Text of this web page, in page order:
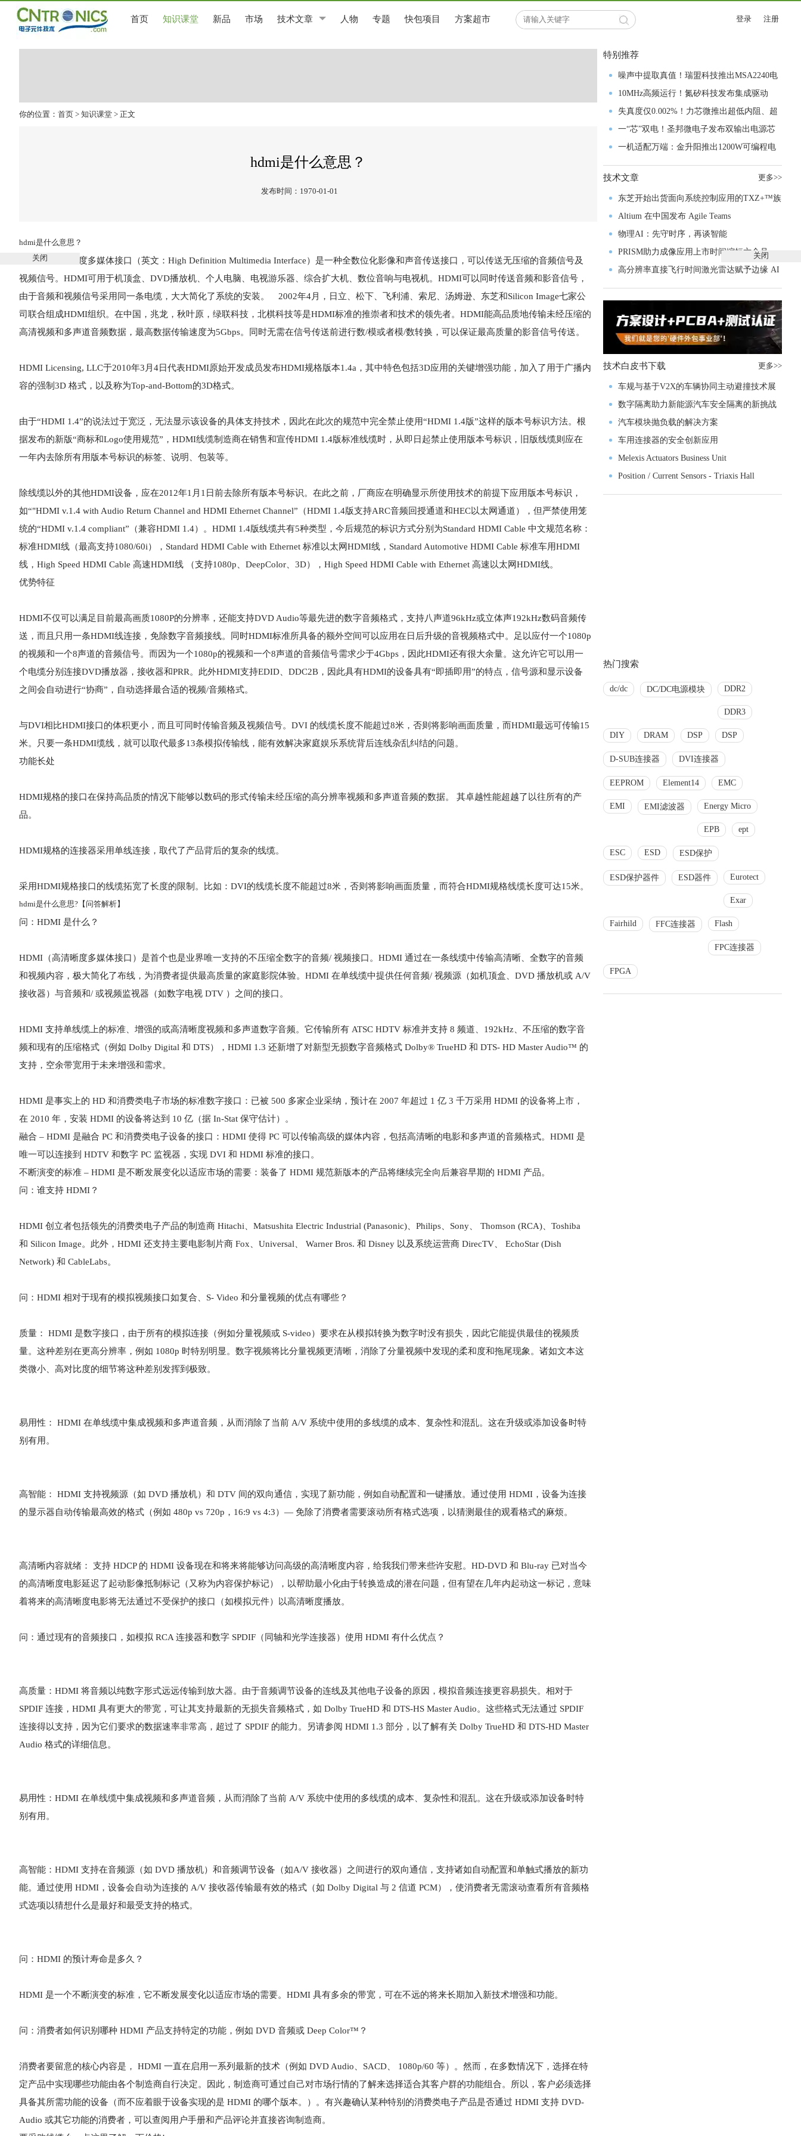
首页 知识课堂 新品 市场 技术文章 人物 专题 快包项目 方案超市 登录 注册
你的位置： 首页 > 知识课堂 > 正文
hdmi是什么意思？
发布时间：1970-01-01
hdmi是什么意思？
HDMI，高清晰度多媒体接口（英文：High Definition Multimedia Interface）是一种全数位化影像和声音传送接口，可以传送无压缩的音频信号及
视频信号。HDMI可用于机顶盒、DVD播放机、个人电脑、电视游乐器、综合扩大机、数位音响与电视机。HDMI可以同时传送音频和影音信号，
由于音频和视频信号采用同一条电缆，大大简化了系统的安装。 2002年4月，日立、松下、飞利浦、索尼、汤姆逊、东芝和Silicon Image七家公
司联合组成HDMI组织。在中国，兆龙，秋叶原，绿联科技，北棋科技等是HDMI标准的推崇者和技术的领先者。HDMI能高品质地传输未经压缩的
高清视频和多声道音频数据，最高数据传输速度为5Gbps。同时无需在信号传送前进行数/模或者模/数转换，可以保证最高质量的影音信号传送。
HDMI Licensing, LLC于2010年3月4日代表HDMI原始开发成员发布HDMI规格版本1.4a，其中特色包括3D应用的关键增强功能，加入了用于广播内
容的强制3D 格式，以及称为Top-and-Bottom的3D格式。
由于“HDMI 1.4”的说法过于宽泛，无法显示该设备的具体支持技术，因此在此次的规范中完全禁止使用“HDMI 1.4版”这样的版本号标识方法。根
据发布的新版“商标和Logo使用规范”，HDMI线缆制造商在销售和宣传HDMI 1.4版标准线缆时，从即日起禁止使用版本号标识，旧版线缆则应在
一年内去除所有用版本号标识的标签、说明、包装等。
除线缆以外的其他HDMI设备，应在2012年1月1日前去除所有版本号标识。在此之前，厂商应在明确显示所使用技术的前提下应用版本号标识，
如“"HDMI v.1.4 with Audio Return Channel and HDMI Ethernet Channel”（HDMI 1.4版支持ARC音频回授通道和HEC以太网通道），但严禁使用笼
统的“HDMI v.1.4 compliant”（兼容HDMI 1.4）。HDMI 1.4版线缆共有5种类型，今后规范的标识方式分别为Standard HDMI Cable 中文规范名称：
标准HDMI线（最高支持1080/60i），Standard HDMI Cable with Ethernet 标准以太网HDMI线，Standard Automotive HDMI Cable 标准车用HDMI
线，High Speed HDMI Cable 高速HDMI线 （支持1080p、DeepColor、3D），High Speed HDMI Cable with Ethernet 高速以太网HDMI线。
优势特征
HDMI不仅可以满足目前最高画质1080P的分辨率，还能支持DVD Audio等最先进的数字音频格式，支持八声道96kHz或立体声192kHz数码音频传
送，而且只用一条HDMI线连接，免除数字音频接线。同时HDMI标准所具备的额外空间可以应用在日后升级的音视频格式中。足以应付一个1080p
的视频和一个8声道的音频信号。而因为一个1080p的视频和一个8声道的音频信号需求少于4Gbps，因此HDMI还有很大余量。这允许它可以用一
个电缆分别连接DVD播放器，接收器和PRR。此外HDMI支持EDID、DDC2B，因此具有HDMI的设备具有“即插即用”的特点，信号源和显示设备
之间会自动进行“协商”，自动选择最合适的视频/音频格式。
与DVI相比HDMI接口的体积更小，而且可同时传输音频及视频信号。DVI 的线缆长度不能超过8米，否则将影响画面质量，而HDMI最远可传输15
米。只要一条HDMI缆线，就可以取代最多13条模拟传输线，能有效解决家庭娱乐系统背后连线杂乱纠结的问题。
功能长处
HDMI规格的接口在保持高品质的情况下能够以数码的形式传输未经压缩的高分辨率视频和多声道音频的数据。 其卓越性能超越了以往所有的产
品。
HDMI规格的连接器采用单线连接，取代了产品背后的复杂的线缆。
采用HDMI规格接口的线缆拓宽了长度的限制。比如：DVI的线缆长度不能超过8米，否则将影响画面质量，而符合HDMI规格线缆长度可达15米。
hdmi是什么意思?【问答解析】
问：HDMI 是什么？
HDMI（高清晰度多媒体接口）是首个也是业界唯一支持的不压缩全数字的音频/ 视频接口。HDMI 通过在一条线缆中传输高清晰、全数字的音频
和视频内容，极大简化了布线，为消费者提供最高质量的家庭影院体验。HDMI 在单线缆中提供任何音频/ 视频源（如机顶盒、DVD 播放机或 A/V
接收器）与音频和/ 或视频监视器（如数字电视 DTV ）之间的接口。
HDMI 支持单线缆上的标准、增强的或高清晰度视频和多声道数字音频。它传输所有 ATSC HDTV 标准并支持 8 频道、192kHz、不压缩的数字音
频和现有的压缩格式（例如 Dolby Digital 和 DTS），HDMI 1.3 还新增了对新型无损数字音频格式 Dolby® TrueHD 和 DTS- HD Master Audio™ 的
支持，空余带宽用于未来增强和需求。
HDMI 是事实上的 HD 和消费类电子市场的标准数字接口：已被 500 多家企业采纳，预计在 2007 年超过 1 亿 3 千万采用 HDMI 的设备将上市，
在 2010 年，安装 HDMI 的设备将达到 10 亿（据 In-Stat 保守估计）。
融合 – HDMI 是融合 PC 和消费类电子设备的接口：HDMI 使得 PC 可以传输高级的媒体内容，包括高清晰的电影和多声道的音频格式。HDMI 是
唯一可以连接到 HDTV 和数字 PC 监视器，实现 DVI 和 HDMI 标准的接口。
不断演变的标准 – HDMI 是不断发展变化以适应市场的需要：装备了 HDMI 规范新版本的产品将继续完全向后兼容早期的 HDMI 产品。
问：谁支持 HDMI？
HDMI 创立者包括领先的消费类电子产品的制造商 Hitachi、Matsushita Electric Industrial (Panasonic)、Philips、Sony、 Thomson (RCA)、Toshiba
和 Silicon Image。此外，HDMI 还支持主要电影制片商 Fox、Universal、 Warner Bros. 和 Disney 以及系统运营商 DirecTV、 EchoStar (Dish
Network) 和 CableLabs。
问：HDMI 相对于现有的模拟视频接口如复合、S- Video 和分量视频的优点有哪些？
质量： HDMI 是数字接口，由于所有的模拟连接（例如分量视频或 S-video）要求在从模拟转换为数字时没有损失，因此它能提供最佳的视频质
量。这种差别在更高分辨率，例如 1080p 时特别明显。数字视频将比分量视频更清晰，消除了分量视频中发现的柔和度和拖尾现象。诸如文本这
类微小、高对比度的细节将这种差别发挥到极致。
易用性： HDMI 在单线缆中集成视频和多声道音频，从而消除了当前 A/V 系统中使用的多线缆的成本、复杂性和混乱。这在升级或添加设备时特
别有用。
高智能： HDMI 支持视频源（如 DVD 播放机）和 DTV 间的双向通信，实现了新功能，例如自动配置和一键播放。通过使用 HDMI，设备为连接
的显示器自动传输最高效的格式（例如 480p vs 720p，16:9 vs 4:3）— 免除了消费者需要滚动所有格式选项，以猜测最佳的观看格式的麻烦。
高清晰内容就绪： 支持 HDCP 的 HDMI 设备现在和将来将能够访问高级的高清晰度内容，给我我们带来些许安慰。HD-DVD 和 Blu-ray 已对当今
的高清晰度电影延迟了起动影像抵制标记（又称为内容保护标记），以帮助最小化由于转换造成的潜在问题，但有望在几年内起动这一标记，意味
着将来的高清晰度电影将无法通过不受保护的接口（如模拟元件）以高清晰度播放。
问：通过现有的音频接口，如模拟 RCA 连接器和数字 SPDIF（同轴和光学连接器）使用 HDMI 有什么优点？
高质量：HDMI 将音频以纯数字形式远远传输到放大器。由于音频调节设备的连线及其他电子设备的原因，模拟音频连接更容易损失。相对于
SPDIF 连接，HDMI 具有更大的带宽，可让其支持最新的无损失音频格式，如 Dolby TrueHD 和 DTS-HS Master Audio。这些格式无法通过 SPDIF
连接得以支持，因为它们要求的数据速率非常高，超过了 SPDIF 的能力。另请参阅 HDMI 1.3 部分，以了解有关 Dolby TrueHD 和 DTS-HD Master
Audio 格式的详细信息。
易用性：HDMI 在单线缆中集成视频和多声道音频，从而消除了当前 A/V 系统中使用的多线缆的成本、复杂性和混乱。这在升级或添加设备时特
别有用。
高智能：HDMI 支持在音频源（如 DVD 播放机）和音频调节设备（如A/V 接收器）之间进行的双向通信，支持诸如自动配置和单触式播放的新功
能。通过使用 HDMI，设备会自动为连接的 A/V 接收器传输最有效的格式（如 Dolby Digital 与 2 信道 PCM），使消费者无需滚动查看所有音频格
式选项以猜想什么是最好和最受支持的格式。
问：HDMI 的预计寿命是多久？
HDMI 是一个不断演变的标准，它不断发展变化以适应市场的需要。HDMI 具有多余的带宽，可在不远的将来长期加入新技术增强和功能。
问：消费者如何识别哪种 HDMI 产品支持特定的功能，例如 DVD 音频或 Deep Color™？
消费者要留意的核心内容是， HDMI 一直在启用一系列最新的技术（例如 DVD Audio、SACD、 1080p/60 等）。然而，在多数情况下，选择在特
定产品中实现哪些功能由各个制造商自行决定。因此，制造商可通过自己对市场行情的了解来选择适合其客户群的功能组合。所以，客户必须选择
具备其所需功能的设备（而不应着眼于设备实现的是 HDMI 的哪个版本。）。有兴趣确认某种特别的消费类电子产品是否通过 HDMI 支持 DVD-
Audio 或其它功能的消费者，可以查阅用户手册和产品评论并直接咨询制造商。
特别推荐
噪声中提取真值！瑞盟科技推出MSA2240电
流检测芯片赋能多元高端测量场景
10MHz高频运行！氮矽科技发布集成驱动
GaN芯片，助力电源能效再攀新高
失真度仅0.002%！力芯微推出超低内阻、超
低失真4PST模拟开关
一“芯”双电！圣邦微电子发布双输出电源芯
片，简化AFE与音频设计
一机适配万端：金升阳推出1200W可编程电
源，赋能高端装备制造
技术文章 更多>>
东芝开始出货面向系统控制应用的TXZ+™族
入门级M4V组
Altium 在中国发布 Agile Teams
物理AI：先守时序，再谈智能
PRISM助力成像应用上市时间缩短六个月，
实战指南一文解读
高分辨率直接飞行时间激光雷达赋予边缘 AI
空间感知能力
技术白皮书下载 更多>>
车规与基于V2X的车辆协同主动避撞技术展
望
数字隔离助力新能源汽车安全隔离的新挑战
汽车模块抛负载的解决方案
车用连接器的安全创新应用
Melexis Actuators Business Unit
Position / Current Sensors - Triaxis Hall
热门搜索
dc/dc DC/DC电源模块 DDR2
DDR3
DIY DRAM DSP DSP
D-SUB连接器 DVI连接器
EEPROM Element14 EMC
EMI EMI滤波器 Energy Micro
EPB ept
ESC ESD ESD保护
ESD保护器件 ESD器件 Eurotect
Exar
Fairhild FFC连接器 Flash
FPC连接器
FPGA
关闭 关闭